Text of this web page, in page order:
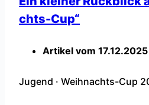
chts-Cup“
Artikel vom 17.12.2025
Jugend · Weihnachts-Cup